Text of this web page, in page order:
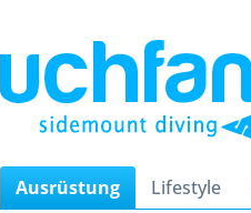
Ausrüstung Lifestyle